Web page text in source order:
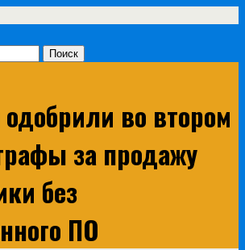
во втором
за продажу
без
ПО